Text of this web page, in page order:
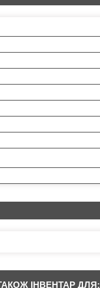
ІНВЕНТАР ДЛЯ: